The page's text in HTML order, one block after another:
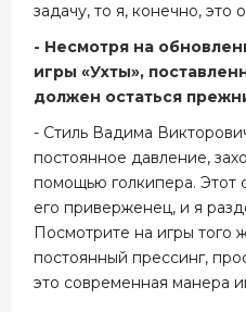
задачу, то я, конечно, это
- Несмотря на
игры «Ухты»,
должен остаться
- Стиль Вадима
постоянное давление,
помощью голкипера. Этот
его приверженец, и я
Посмотрите на игры того
постоянный прессинг,
это современная манера